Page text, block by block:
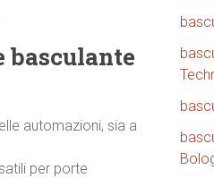
automazioni, sia a
per porte